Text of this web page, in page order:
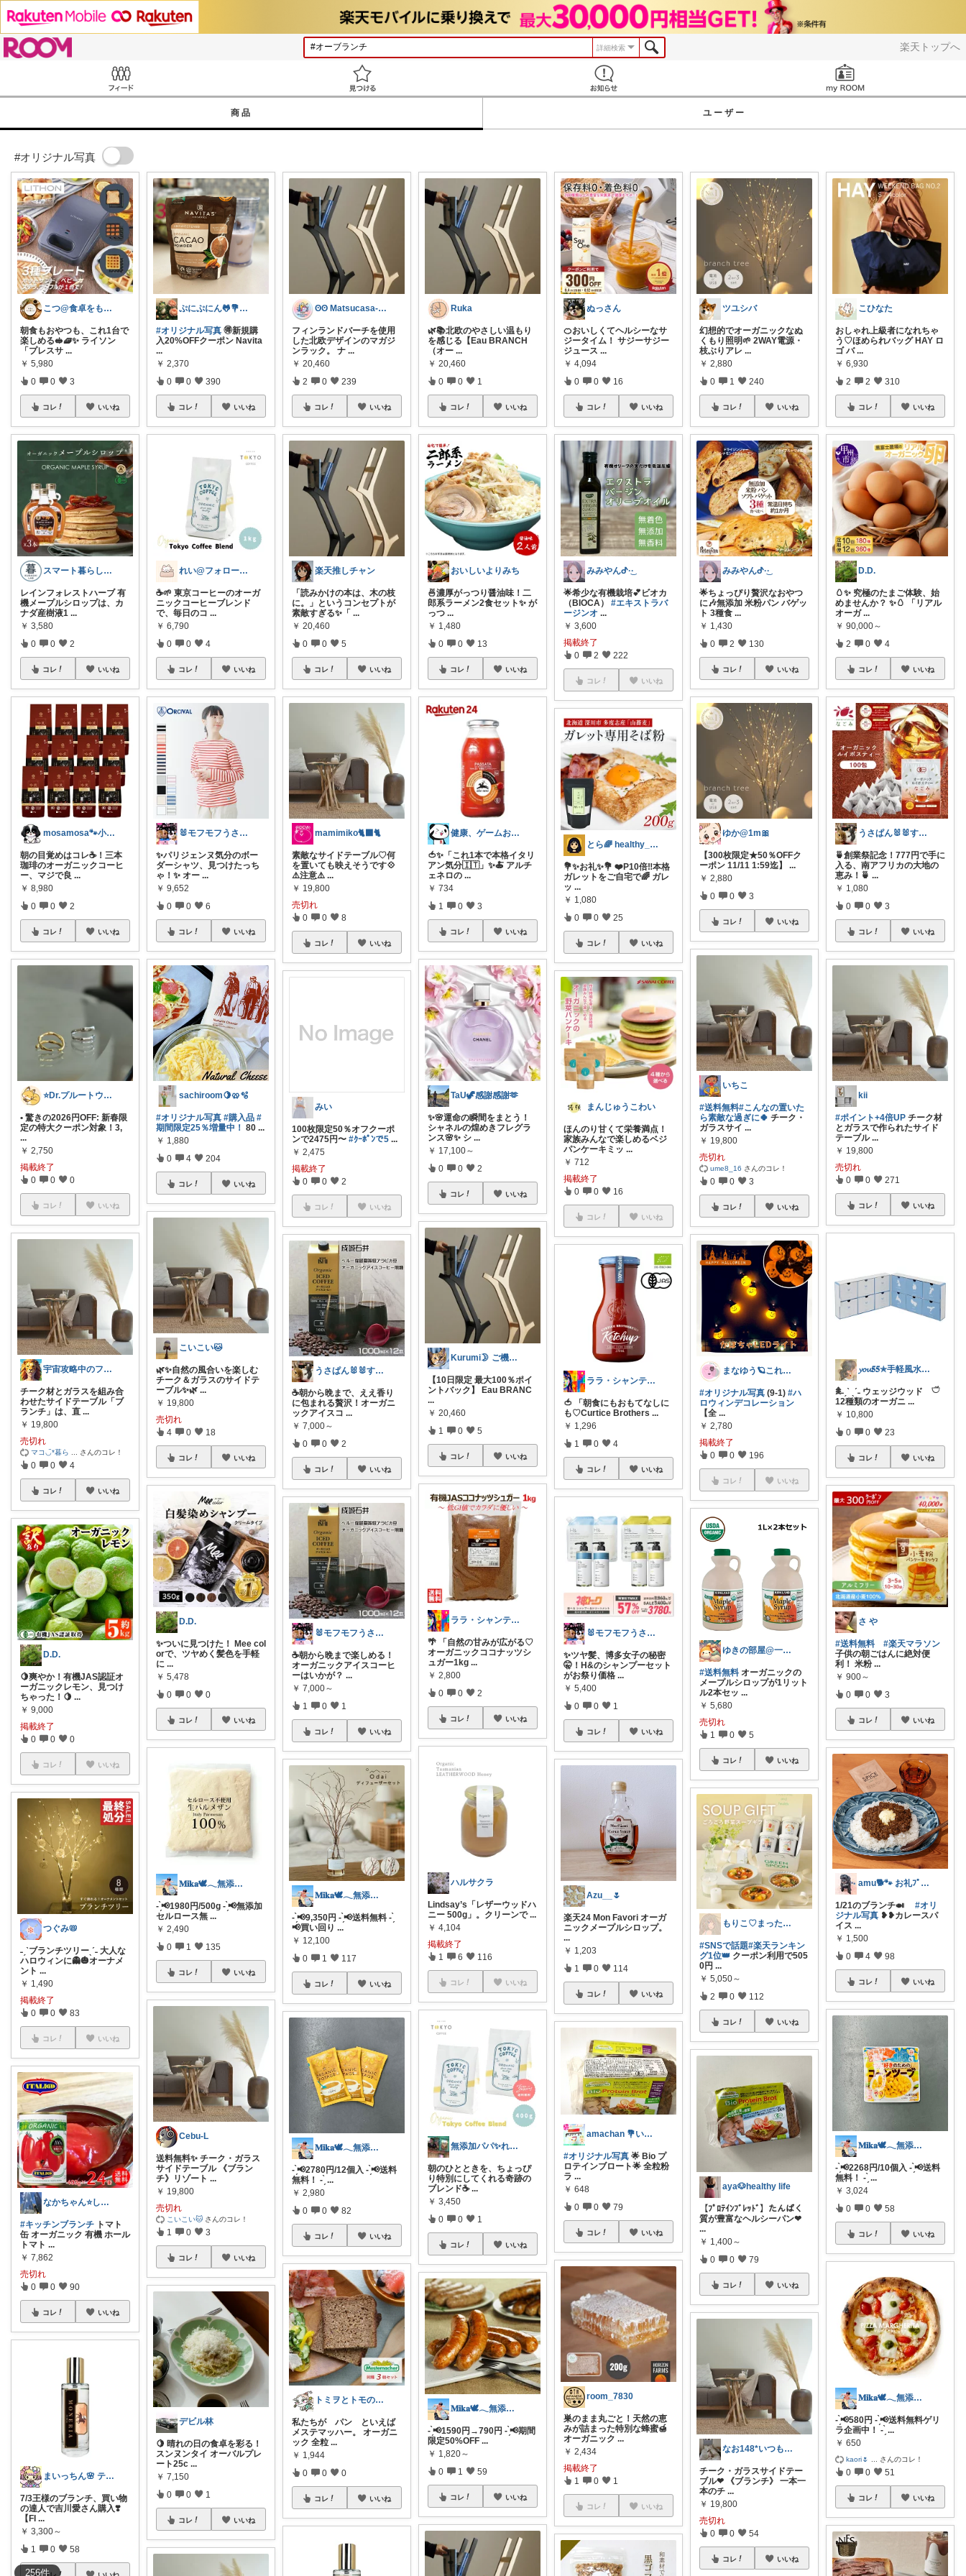
楽天トップへ
詳細検索
商品 ユーザー
#オリジナル写真
256件
こつ@食卓をもっと楽しく♪
朝食もおやつも、これ1台で
楽しめる🥪🧇✨ ライソン
「プレスサ ...
￥ 5,980
0 0 3
コレ いいね
スマート暮らしラボ
レインフォレストハーブ 有
機メープルシロップは、カ
ナダ産樹液1 ...
￥ 3,580
0 0 2
コレ いいね
mosamosa🐾小さめバッグの日々✨
朝の目覚めはコレ☕️！三本
珈琲のオーガニックコーヒ
ー、マジで良 ...
￥ 8,980
0 0 2
コレ いいね
⭐️Dr.プルートウ⭐️ﾌﾟﾙちゃんﾏﾏ
• 驚きの2026円OFF: 新春限
定の特大クーポン対象！3,
...
￥ 2,750
掲載終了
0 0 0
コレ いいね
宇宙攻略中のファイオン
チーク材とガラスを組み合
わせたサイドテーブル「ブ
ランチ」は、直 ...
￥ 19,800
売切れ
マコ◡̈*暮ら さんのコレ！
0 0 4
コレ いいね
D.D.
🍋爽やか！有機JAS認証オ
ーガニックレモン、見つけ
ちゃった！🍋 ...
￥ 9,000
掲載終了
0 0 0
コレ いいね
つぐみ📛
˗ˏˋブランチツリーˎˊ˗ 大人な
ハロウィンに👻🎃オーナメ
ント ...
￥ 1,490
掲載終了
0 0 83
コレ いいね
なかちゃん⭐️しばらくお休みします
#キッチンブランチ トマト
缶 オーガニック 有機 ホール
トマト ...
￥ 7,862
売切れ
0 0 90
コレ いいね
まいっちん🌸 テレビで紹介商品多数✨
7/3王様のブランチ、買い物
の達人で吉川愛さん購入❣️
【FI ...
￥ 3,300～
1 0 58
ぷにぷにん🐸💐7月おやすみします🙏
#オリジナル写真 🉐新規購
入20%OFFクーポン Navita
...
￥ 2,370
0 0 390
コレ いいね
れい@フォロー＆経由購入感謝です♪
☕️🌱 東京コーヒーのオーガ
ニックコーヒーブレンド
で、毎日のコ ...
￥ 6,790
0 0 4
コレ いいね
🐰モフモフうさーず🐰
✨パリジェンヌ気分のボー
ダーシャツ、見つけたっち
ゃ！✨ オー ...
￥ 9,652
0 0 6
コレ いいね
sachiroom🍋🥨🫧
#オリジナル写真 #購入品 #
期間限定25％増量中！ 80 ...
￥ 1,880
0 4 204
コレ いいね
こいこい🐱
🌿✨自然の風合いを楽しむ
チーク＆ガラスのサイドテ
ーブル✨🌿...
￥ 19,800
売切れ
4 0 18
コレ いいね
D.D.
✨ついに見つけた！ Mee col
orで、ツヤめく髪色を手軽
に ...
￥ 5,478
0 0 0
コレ いいね
𝐌𝐢𝐤𝐚🕊𓂃無添加な暮らし
- ̗̀📢1980円/500g - ̗̀📢無添加
セルロース無...
￥ 2,490
0 1 135
コレ いいね
Cebu-L
送料無料✨ チーク・ガラス
サイドテーブル 《ブラン
チ》リゾート ...
￥ 19,800
売切れ
こいこい🐱 さんのコレ！
1 0 3
コレ いいね
デビル林
🍋 晴れの日の食卓を彩る！
スンヌンタイ オーバルプレ
ート25c ...
￥ 7,150
0 0 1
コレ いいね
ʘʘ Matsucasa-TooL ʘʘ
フィンランドバーチを使用
した北欧デザインのマガジ
ンラック。 ナ ...
￥ 20,460
2 0 239
コレ いいね
楽天推しチャン
「読みかけの本は、木の枝
に。」というコンセプトが
素敵すぎる✨「 ...
￥ 20,460
0 0 5
コレ いいね
mamimiko🐈‍⬛🐈️
素敵なサイドテーブル♡何
を置いても映えそうです💠
⚠️注意⚠️ ...
￥ 19,800
売切れ
0 0 8
コレ いいね
みい
100枚限定50％オフクーポ
ンで2475円〜#ｸｰﾎﾟﾝで5 ...
￥ 2,475
掲載終了
0 0 2
コレ いいね
うさぱん🐰🐰すあゆんのお世話係
☕️朝から晩まで、ええ香り
に包まれる贅沢！オーガニ
ックアイスコ ...
￥ 7,000～
0 0 2
コレ いいね
🐰モフモフうさーず🐰
☕️朝から晩まで楽しめる！
オーガニックアイスコーヒ
ーはいかが？ ...
￥ 7,000～
1 0 1
コレ いいね
𝐌𝐢𝐤𝐚🕊𓂃無添加な暮らし
- ̗̀📢9,350円 - ̗̀📢送料無料 - ̗̀
📢買い回り ...
￥ 12,100
0 1 117
コレ いいね
𝐌𝐢𝐤𝐚🕊𓂃無添加な暮らし
- ̗̀📢2780円/12個入 - ̗̀📢送料
無料！ - ̗̀ ...
￥ 2,980
0 0 82
コレ いいね
トミヲとトモの部屋☆(≧▽≦)／
私たちが パン といえば
メステマッハー。 オーガニ
ック 全粒 ...
￥ 1,944
0 0 0
コレ いいね
Ruka
🌿📚北欧のやさしい温もり
を感じる【Eau BRANCH
（オー...
￥ 20,460
0 0 1
コレ いいね
おいしいよりみち
🍜濃厚がっつり醤油味！二
郎系ラーメン2食セット✨ が
っつ ...
￥ 1,480
0 0 13
コレ いいね
健康、ゲームお役立ち情報
🍅✨「これ1本で本格イタリ
アン気分🇮🇹」✨🍝 アルチ
ェネロの ...
￥ 734
1 0 3
コレ いいね
TaU🦖感謝感謝🫶
✨🌸運命の瞬間をまとう！
シャネルの煌めきフレグラ
ンス🌸✨ シ ...
￥ 17,100～
0 0 2
コレ いいね
Kurumi🌛 ご機嫌な暮らしRoom
【10日限定 最大100％ポイ
ントバック】 Eau BRANC
...
￥ 20,460
1 0 5
コレ いいね
ララ・シャンティ / 本当に欲しい物探し
🌴 「自然の甘みが広がる♡
オーガニックココナッツシ
ュガー1kg ...
￥ 2,800
0 0 2
コレ いいね
ハルサクラ
Lindsay’s「レザーウッドハ
ニー 500g」。クリーンで ...
￥ 4,104
掲載終了
1 6 116
コレ いいね
無添加パパ✨れん オーガニックの暮らし
朝のひとときを、ちょっぴ
り特別にしてくれる奇跡の
ブレンド☕️...
￥ 3,450
0 0 1
コレ いいね
𝐌𝐢𝐤𝐚🕊𓂃無添加な暮らし
- ̗̀📢1590円→790円 - ̗̀📢期間
限定50%OFF ...
￥ 1,820～
0 1 59
コレ いいね
ぬっさん
🍊おいしくてヘルシーなサ
ジータイム！ サジーサジー
ジュース ...
￥ 4,094
0 0 16
コレ いいね
みみやんᕷ·͜· ︎︎
🌟希少な有機栽培💕ビオカ
（BIOCA）#エキストラバ
ージンオ ...
￥ 3,600
掲載終了
0 2 222
コレ いいね
とら🌈 healthy_simple
💐✨お礼✨💐 ❤️P10倍‼️本格
ガレットをご自宅で🌈 ガレ
ッ ...
￥ 1,080
0 0 25
コレ いいね
まんじゅうこわい
ほんのり甘くて栄養満点！
家族みんなで楽しめるベジ
パンケーキミッ ...
￥ 712
掲載終了
0 0 16
コレ いいね
ララ・シャンティ / 本当に欲しい物探し
🍅 「朝食にもおもてなしに
も♡Curtice Brothers ...
￥ 1,296
1 0 4
コレ いいね
🐰モフモフうさーず🐰
✨ツヤ髪、博多女子の秘密
🤫！H&のシャンプーセット
がお祭り価格 ...
￥ 5,400
0 0 1
コレ いいね
Azu__🌷
楽天24 Mon Favori オーガ
ニックメープルシロップ。
...
￥ 1,203
1 0 114
コレ いいね
amachan 💐いつもありがとう💐
#オリジナル写真 🌟 Bio プ
ロテインブロート🌟 全粒粉
ラ ...
￥ 648
0 0 79
コレ いいね
room_7830
巣のまま丸ごと！天然の恵
みが詰まった特別な蜂蜜🍯
オーガニック ...
￥ 2,434
掲載終了
1 0 1
コレ いいね
ツユシバ
幻想的でオーガニックなぬ
くもり照明🌱 2WAY電源・
枝ぶりアレ ...
￥ 2,880
0 1 240
コレ いいね
みみやんᕷ·͜· ︎︎
🌟ちょっぴり贅沢なおやつ
に🎶無添加 米粉パン バゲッ
ト 3種食 ...
￥ 1,430
0 2 130
コレ いいね
ゆか@1m🎀
【300枚限定★50％OFFク
ーポン 11/11 1:59迄】
...
￥ 2,880
0 0 3
コレ いいね
いちこ
#送料無料#こんなの置いた
ら素敵な過ぎに🍀 チーク・
ガラスサイ ...
￥ 19,800
売切れ
ume8_16 さんのコレ！
0 0 3
コレ いいね
まなゆう🪐これいいな！をご紹介
#オリジナル写真 (9-1)#ハ
ロウィンデコレーション
【全 ...
￥ 2,780
掲載終了
0 0 196
コレ いいね
ゆきの部屋@一人暮らし
#送料無料 オーガニックの
メープルシロップが1リット
ル2本セッ ...
￥ 5,680
売切れ
1 0 5
コレ いいね
もりこ♡まったりスローらいふ🤤🦥💕
#SNSで話題#楽天ランキン
グ1位👑 クーポン利用で505
0円 ...
￥ 5,050～
2 0 112
コレ いいね
aya🐶healthy life
【ﾌﾟﾛﾃｲﾝﾌﾞﾚｯﾄﾞ】たんぱく
質が豊富なヘルシーパン❤︎
...
￥ 1,400～
0 0 79
コレ いいね
なお148*いつもありがとうございます
チーク・ガラスサイドテー
ブル❤︎ 《ブランチ》 一本一
本のチ ...
￥ 19,800
売切れ
0 0 54
コレ いいね
こひなた
おしゃれ上級者になれちゃ
う♡ほめられバッグ HAY ロ
ゴ バ ...
￥ 6,930
2 2 310
コレ いいね
D.D.
🥚✨ 究極のたまご体験、始
めませんか？ ✨🥚 「リアル
オーガ ...
￥ 90,000～
2 0 4
コレ いいね
うさぱん🐰🐰すあゆんのお世話係
🍵創業祭記念！777円で手に
入る、南アフリカの大地の
恵み！🍵...
￥ 1,080
0 0 3
コレ いいね
kii
#ポイント+4倍UP チーク材
とガラスで作られたサイド
テーブル ...
￥ 19,800
売切れ
0 0 271
コレ いいね
𝔂𝓸𝓾𝟓𝟓✯手軽風水Insta
𖠰˗ˏˋ ˎˊ˗ ウェッジウッド 𓎩
12種類のオーガニ ...
￥ 10,800
0 0 23
コレ いいね
さ や
#送料無料
#楽天マラソン
子供の朝ごはんに絶対便
利！ 米粉 ...
￥ 900～
0 0 3
コレ いいね
amu🐕🐾 お礼ﾌﾟﾛﾌ🍀
1/21のブランチ🍛#オリ
ジナル写真 ❥❥カレースパ
イス ...
￥ 1,500
0 4 98
コレ いいね
𝐌𝐢𝐤𝐚🕊𓂃無添加な暮らし
- ̗̀📢2268円/10個入 - ̗̀📢送料
無料！ - ̗̀ ...
￥ 3,024
0 0 58
コレ いいね
𝐌𝐢𝐤𝐚🕊𓂃無添加な暮らし
- ̗̀📢580円 - ̗̀📢送料無料ゲリ
ラ企画中！ - ̗̀ ...
￥ 650
kaori🌷 さんのコレ！
0 0 51
コレ いいね